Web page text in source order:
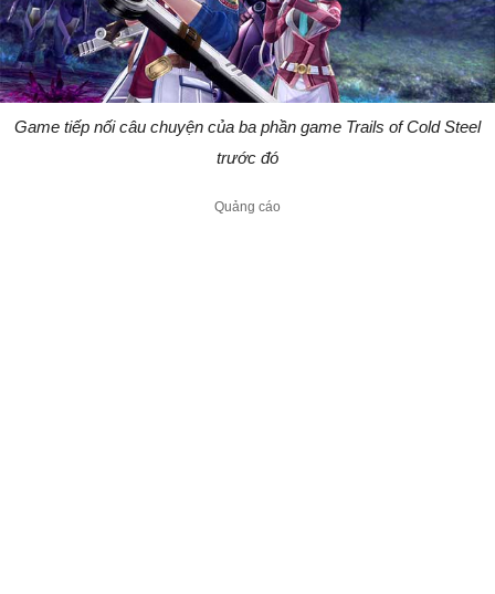
Game tiếp nối câu chuyện của ba phần game Trails of Cold Steel
trước đó